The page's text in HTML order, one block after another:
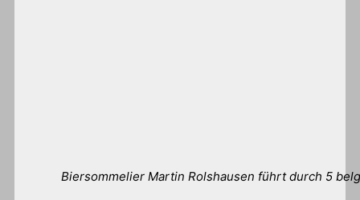
Biersommelier Martin Rolshausen führt durch 5